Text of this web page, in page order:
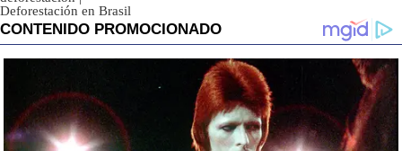
Deforestación en Brasil